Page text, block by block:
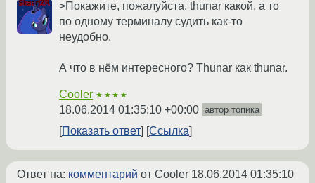
>Покажите, пожалуйста, thunar какой, а то
по одному терминалу судить как-то
неудобно.
А что в нём интересного? Thunar как thunar.
Cooler ★★★★
18.06.2014 01:35:10 +00:00 автор топика
Показать ответ Ссылка
Ответ на: комментарий от Cooler 18.06.2014 01:35:10